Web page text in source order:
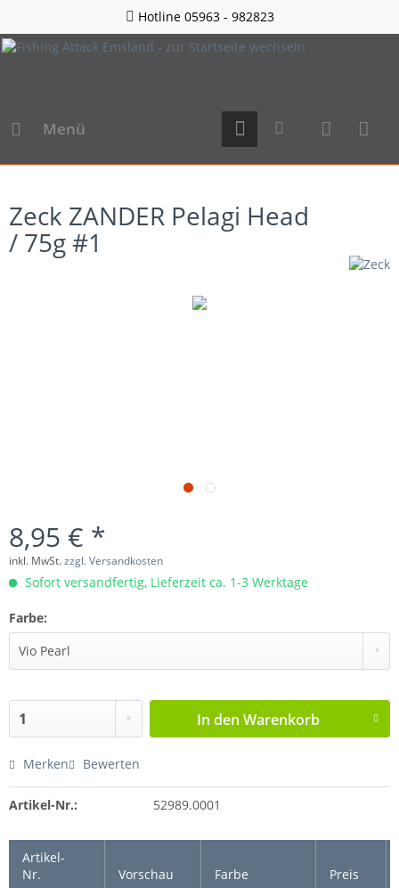
Hotline 05963 - 982823
Menü
Zeck ZANDER Pelagi Head
/ 75g #1
8,95 € *
inkl. MwSt.zzgl. Versandkosten
Sofort versandfertig, Lieferzeit ca. 1-3 Werktage
Farbe:
In den Warenkorb
Merken Bewerten
Artikel-Nr.: 52989.0001
Artikel-
Nr.
Vorschau Farbe Preis